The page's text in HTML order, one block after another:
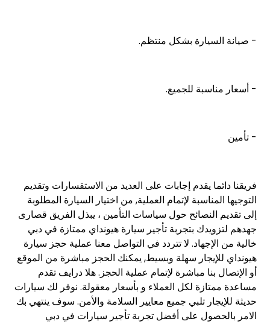
- صيانة السيارة بشكل منتظم.
- أسعار مناسبة للجميع.
- تأمين
فريقنا دائما يقدم إجابات على العديد من الاستقسارات وتقديم
التوجيها المناسبة لإتمام العملية, من اختيار السيارة المطلوبة
إلى تقديم النصائح حول سياسات التأمين ، يبذل الفريق قصارى
جهدهم لتزويدك بتجربةتأجير سيارة هيونداي ممتازة في دبي
خالية من الإجهاد. لا تتردد في التواصل معنا عملية حجز سيارة
هيونداي للإيجار سهلة وبسيط, يمكنك الحجز مباشرة من الموقع
أو الإتصال بنا مباشرة لإتمام عملية الحجز. هلا درايف تقدم
مساعدة ممتازة لكل العملاء و بأسعار معقولة. نوفر لك سيارات
حديثة للإيجار تلبي جميع معايير السلامة والأمن. سوف ينتهي بك
الامر بالحصول على أفضل تجربة تأجير سيارات في دبي